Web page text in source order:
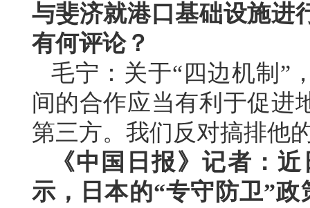
与斐济就港口基础设施进
有何评论？
毛宁：关于“四边机制”
间的合作应当有利于促进
第三方。我们反对搞排他
《中国日报》记者：
示，日本的“专守防卫”